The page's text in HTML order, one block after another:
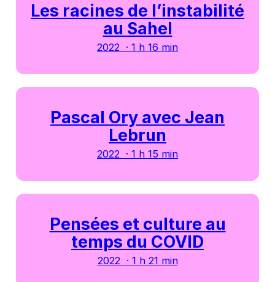
Les racines de l’instabilité
au Sahel
2022 · 1 h 16 min
Pascal Ory avec Jean
Lebrun
2022 · 1 h 15 min
Pensées et culture au
temps du COVID
2022 · 1 h 21 min